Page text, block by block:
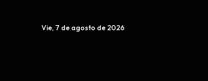
Vie, 7 de agosto de 2026